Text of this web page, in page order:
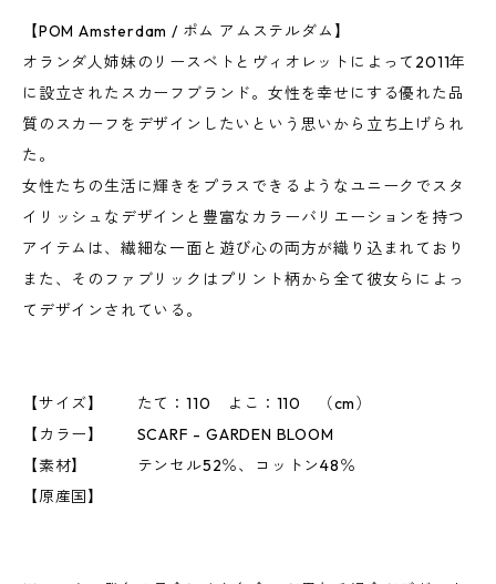
【POM Amsterdam / ポム アムステルダム】
オランダ人姉妹のリースベトとヴィオレットによって2011年
に設立されたスカーフブランド。女性を幸せにする優れた品
質のスカーフをデザインしたいという思いから立ち上げられ
た。
女性たちの生活に輝きをプラスできるようなユニークでスタ
イリッシュなデザインと豊富なカラーバリエーションを持つ
アイテムは、繊細な一面と遊び心の両方が織り込まれており
また、そのファブリックはプリント柄から全て彼女らによっ
てデザインされている。
【サイズ】 たて：110 よこ：110 （cm）
【カラー】 SCARF - GARDEN BLOOM
【素材】 テンセル52％、コットン48％
【原産国】